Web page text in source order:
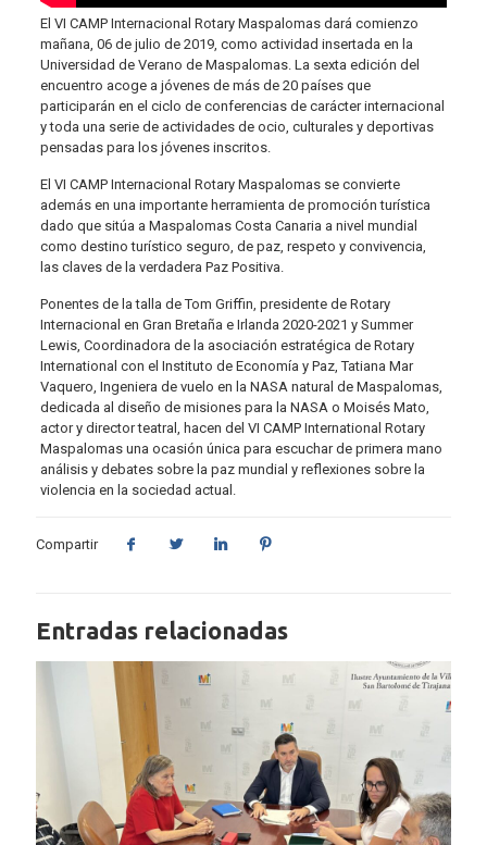
El VI CAMP Internacional Rotary Maspalomas dará comienzo
mañana, 06 de julio de 2019, como actividad insertada en la
Universidad de Verano de Maspalomas. La sexta edición del
encuentro acoge a jóvenes de más de 20 países que
participarán en el ciclo de conferencias de carácter internacional
y toda una serie de actividades de ocio, culturales y deportivas
pensadas para los jóvenes inscritos.
El VI CAMP Internacional Rotary Maspalomas se convierte
además en una importante herramienta de promoción turística
dado que sitúa a Maspalomas Costa Canaria a nivel mundial
como destino turístico seguro, de paz, respeto y convivencia,
las claves de la verdadera Paz Positiva.
Ponentes de la talla de Tom Griffin, presidente de Rotary
Internacional en Gran Bretaña e Irlanda 2020-2021 y Summer
Lewis, Coordinadora de la asociación estratégica de Rotary
International con el Instituto de Economía y Paz, Tatiana Mar
Vaquero, Ingeniera de vuelo en la NASA natural de Maspalomas,
dedicada al diseño de misiones para la NASA o Moisés Mato,
actor y director teatral, hacen del VI CAMP International Rotary
Maspalomas una ocasión única para escuchar de primera mano
análisis y debates sobre la paz mundial y reflexiones sobre la
violencia en la sociedad actual.
Compartir
Entradas relacionadas